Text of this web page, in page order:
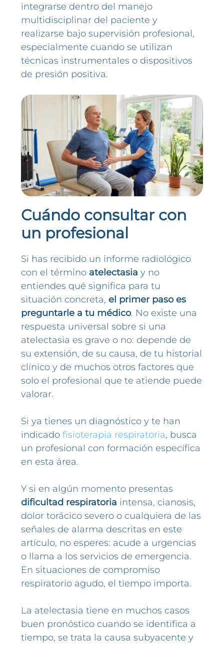
integrarse dentro del manejo
multidisciplinar del paciente y
realizarse bajo supervisión profesional,
especialmente cuando se utilizan
técnicas instrumentales o dispositivos
de presión positiva.
Cuándo consultar con
un profesional
Si has recibido un informe radiológico
con el término atelectasia y no
entiendes qué significa para tu
situación concreta,el primer paso es
preguntarle a tu médico. No existe una
respuesta universal sobre si una
atelectasia es grave o no: depende de
su extensión, de su causa, de tu historial
clínico y de muchos otros factores que
solo el profesional que te atiende puede
valorar.
Si ya tienes un diagnóstico y te han
indicadofisioterapia respiratoria, busca
un profesional con formación específica
en esta área.
Y si en algún momento presentas
dificultad respiratoria intensa, cianosis,
dolor torácico severo o cualquiera de las
señales de alarma descritas en este
artículo, no esperes: acude a urgencias
o llama a los servicios de emergencia.
En situaciones de compromiso
respiratorio agudo, el tiempo importa.
La atelectasia tiene en muchos casos
buen pronóstico cuando se identifica a
tiempo, se trata la causa subyacente y